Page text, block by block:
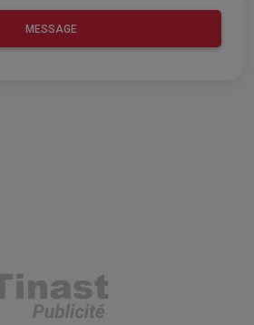
MESSAGE